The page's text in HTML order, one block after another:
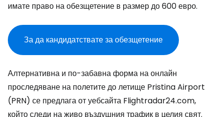
имате право на обезщетение в размер до 600 евро.
За да кандидатствате за обезщетение
Алтернативна и по-забавна форма на онлайн
проследяване на полетите до летище Pristina Airport
(PRN) се предлага от уебсайта Flightradar24.com,
който следи на живо въздушния трафик в целия свят.